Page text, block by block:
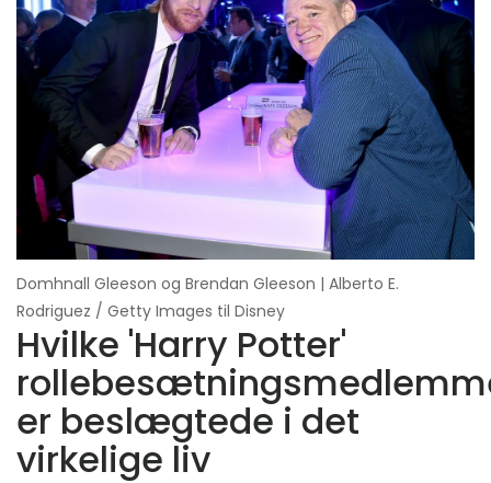
Domhnall Gleeson og Brendan Gleeson | Alberto E.
Rodriguez / Getty Images til Disney
Hvilke 'Harry Potter'
er beslægtede i det
virkelige liv